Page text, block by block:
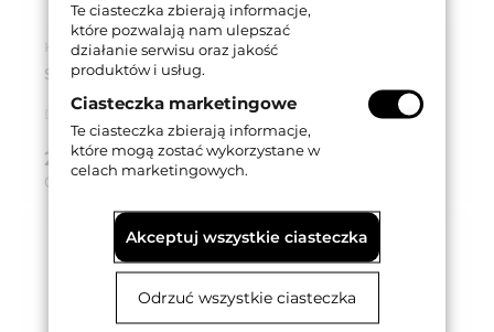
Kod produktu: 0000098N1DCRS
SZYLD OZDOBNY CHROMOWANY MATOWY
Dostępność: Dostępny
29,04 złbrutto (z VAT 23%)
Cena za:szt.
Te ciasteczka zbierają informacje,
które pozwalają nam ulepszać
działanie serwisu oraz jakość
produktów i usług.
Ciasteczka marketingowe
Te ciasteczka zbierają informacje,
które mogą zostać wykorzystane w
celach marketingowych.
Akceptuj wszystkie ciasteczka
Odrzuć wszystkie ciasteczka